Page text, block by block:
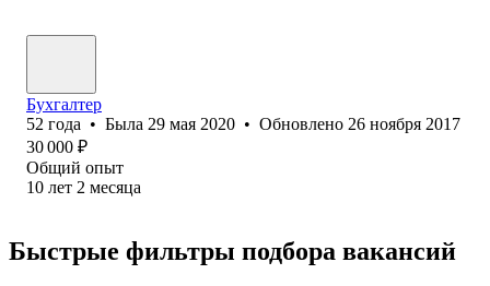
Бухгалтер
52 года • Была 29 мая 2020 • Обновлено 26 ноября 2017
30 000 ₽
Общий опыт
10 лет 2 месяца
Быстрые фильтры подбора вакансий